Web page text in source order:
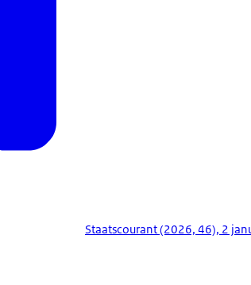
Staatscourant (2026, 46), 2